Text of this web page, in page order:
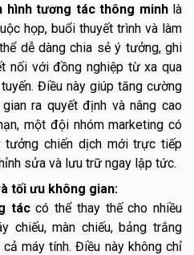
hình tương tác thông minhlà
họp, buổi thuyết trình và làm
dễ dàng chia sẻ ý tưởng, ghi
nối với đồng nghiệp từ xa qua
Điều này giúp tăng cường
ra quyết định và nâng cao
một đội nhóm marketing có
tưởng chiến dịch mới trực tiếp
sửa và lưu trữ ngay lập tức.
tối ưu không gian:
táccó thể thay thế cho nhiều
chiếu, màn chiếu, bảng trắng
máy tính. Điều này không chỉ